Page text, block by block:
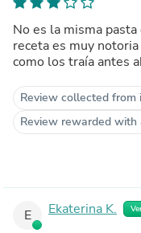
No es la misma
receta es muy
como los traía antes
Review collected from
Review rewarded with
E Ekaterina K.